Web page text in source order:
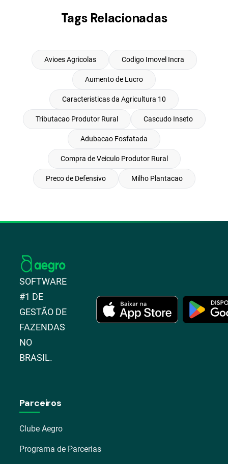
Tags Relacionadas
Avioes Agricolas Codigo Imovel Incra
Aumento de Lucro
Caracteristicas da Agricultura 10
Tributacao Produtor Rural Cascudo Inseto
Adubacao Fosfatada
Compra de Veiculo Produtor Rural
Preco de Defensivo Milho Plantacao
SOFTWARE
#1 DE
GESTÃO DE
FAZENDAS
NO
BRASIL.
Parceiros
Clube Aegro
Programa de Parcerias